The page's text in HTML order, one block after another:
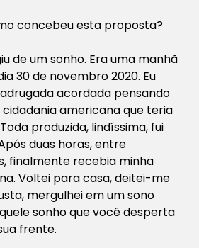
concebeu esta proposta?
de um sonho. Era uma manhã
30 de novembro 2020. Eu
acordada pensando
americana que teria
produzida, lindíssima, fui
duas horas, entre
finalmente recebia minha
Voltei para casa, deitei-me
mergulhei em um sono
sonho que você desperta
frente.